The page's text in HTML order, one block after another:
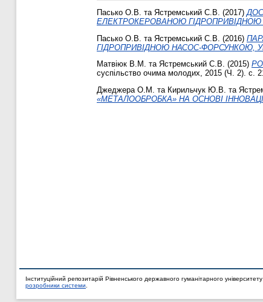
Пасько О.В. та Ястремський С.В. (2017)
ЕЛЕКТРОКЕРОВАНОЮ
Пасько О.В. та Ястремський С.В. (2016)
ГІДРОПРИВІДНОЮ НАСОС-ФОРСУНКОЮ,
Матвіюк В.М. та Ястремський С.В. (2015)
суспільство очима молодих, 2015 (Ч. 2). с.
Джеджера О.М. та Кирильчук Ю.В. та
«МЕТАЛООБРОБКА» НА ОСНОВІ
Інституційний репозитарій Рівненського державного гуманітарного
розробники системи